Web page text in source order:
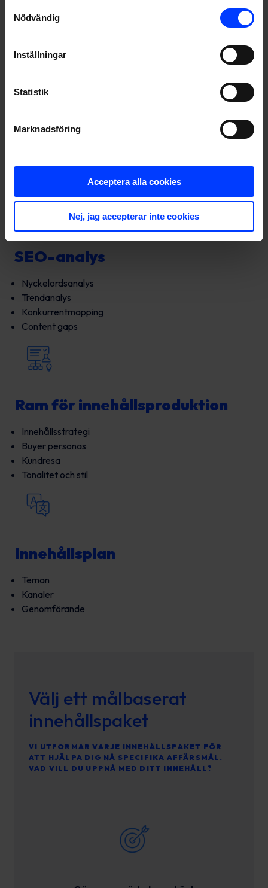
Nödvändig
Inställningar
Statistik
Marknadsföring
Acceptera alla cookies
Nej, jag accepterar inte cookies
Expertintervjuer
Konkurrentanalys
Gap-identifiering
SEO-analys
Nyckelordsanalys
Trendanalys
Konkurrentmapping
Content gaps
Ram för innehållsproduktion
Innehållsstrategi
Buyer personas
Kundresa
Tonalitet och stil
Innehållsplan
Teman
Kanaler
Genomförande
Välj ett målbaserat
innehållspaket
VI UTFORMAR VARJE INNEHÅLLSPAKET FÖR
ATT HJÄLPA DIG NÅ SPECIFIKA AFFÄRSMÅL.
VAD VILL DU UPPNÅ MED DITT INNEHÅLL?